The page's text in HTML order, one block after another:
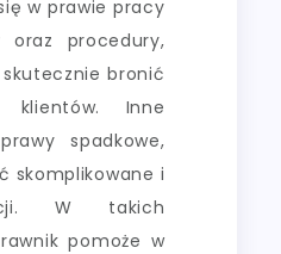
w prawie pracy
oraz procedury,
bronić
klientów. Inne
spadkowe,
skomplikowane i
W takich
pomoże w